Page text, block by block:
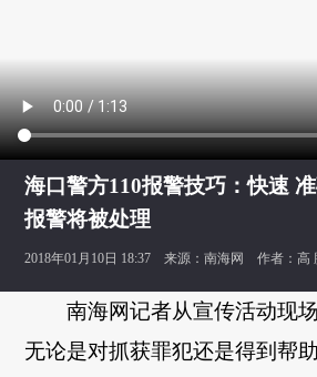
海口警方110报警技巧：快速
报警将被处理
2018年01月10日 18:37 来源：南海网 作者：高
南海网记者从宣传活动现场
无论是对抓获罪犯还是得到帮